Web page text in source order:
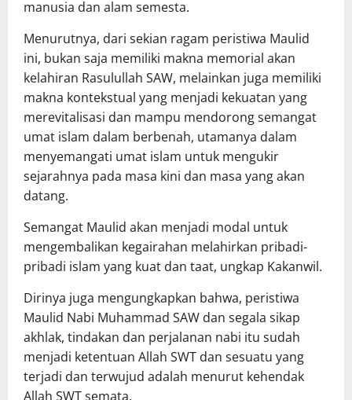
manusia dan alam semesta.
Menurutnya, dari sekian ragam peristiwa Maulid
ini, bukan saja memiliki makna memorial akan
kelahiran Rasulullah SAW, melainkan juga memiliki
makna kontekstual yang menjadi kekuatan yang
merevitalisasi dan mampu mendorong semangat
umat islam dalam berbenah, utamanya dalam
menyemangati umat islam untuk mengukir
sejarahnya pada masa kini dan masa yang akan
datang.
Semangat Maulid akan menjadi modal untuk
mengembalikan kegairahan melahirkan pribadi-
pribadi islam yang kuat dan taat, ungkap Kakanwil.
Dirinya juga mengungkapkan bahwa, peristiwa
Maulid Nabi Muhammad SAW dan segala sikap
akhlak, tindakan dan perjalanan nabi itu sudah
menjadi ketentuan Allah SWT dan sesuatu yang
terjadi dan terwujud adalah menurut kehendak
Allah SWT semata.